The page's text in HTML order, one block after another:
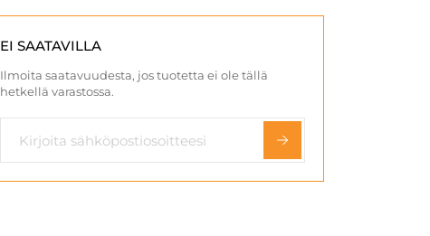
EI SAATAVILLA
Ilmoita saatavuudesta, jos tuotetta ei ole tällä
hetkellä varastossa.